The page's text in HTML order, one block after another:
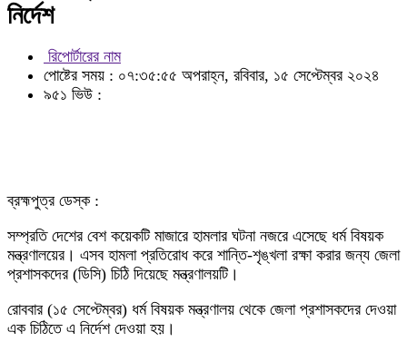
নির্দেশ
রিপোর্টারের নাম
পোষ্টের সময় : ০৭:৩৫:৫৫ অপরাহ্ন, রবিবার, ১৫ সেপ্টেম্বর ২০২৪
৯৫১ ভিউ :
ব্রহ্মপুত্র ডেস্ক :
সম্প্রতি দেশের বেশ কয়েকটি মাজারে হামলার ঘটনা নজরে এসেছে ধর্ম বিষয়ক
মন্ত্রণালয়ের। এসব হামলা প্রতিরোধ করে শান্তি-শৃঙ্খলা রক্ষা করার জন্য জেলা
প্রশাসকদের (ডিসি) চিঠি দিয়েছে মন্ত্রণালয়টি।
রোববার (১৫ সেপ্টেম্বর) ধর্ম বিষয়ক মন্ত্রণালয় থেকে জেলা প্রশাসকদের দেওয়া
এক চিঠিতে এ নির্দেশ দেওয়া হয়।